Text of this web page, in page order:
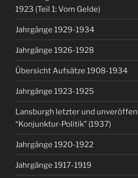
1923 (Teil 1: Vom Gelde)
Jahrgänge 1929-1934
Jahrgänge 1926-1928
Übersicht Aufsätze 1908-1934
Jahrgänge 1923-1925
Lansburgh letzter und
“Konjunktur-Politik” (1937)
Jahrgänge 1920-1922
Jahrgänge 1917-1919